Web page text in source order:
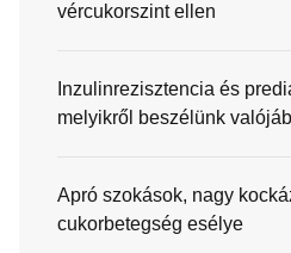
vércukorszint ellen
Inzulinrezisztencia és
melyikről beszélünk
Apró szokások, nagy
cukorbetegség esélye